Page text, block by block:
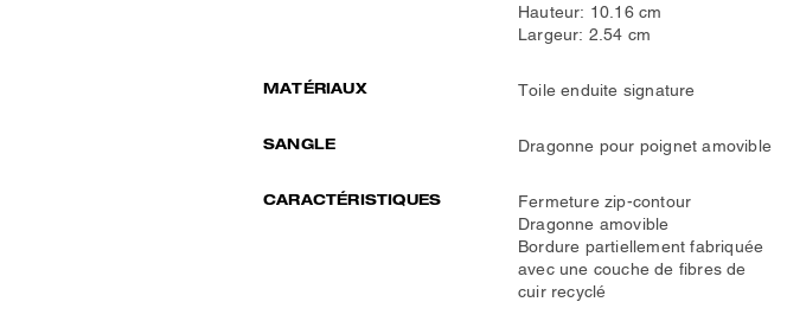
Hauteur: 10.16 cm
Largeur: 2.54 cm
MATÉRIAUX Toile enduite signature
SANGLE Dragonne pour poignet amovible
CARACTÉRISTIQUES
Fermeture zip-contour
Dragonne amovible
Bordure partiellement fabriquée
avec une couche de fibres de
cuir recyclé